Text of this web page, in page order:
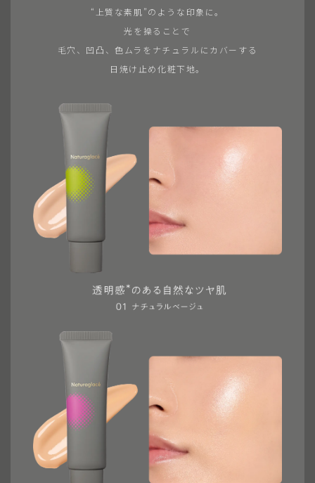
“上質な素肌”のような印象に。
光を操ることで
毛穴、凹凸、色ムラをナチュラルにカバーする
日焼け止め化粧下地。